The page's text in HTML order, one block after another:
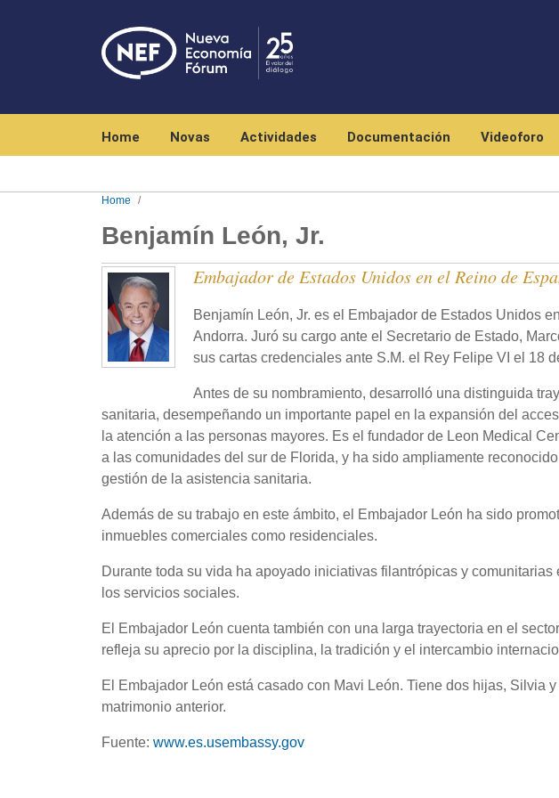
Home Novas Actividades Documentación Videoforo
Home
Benjamín León, Jr.
Embajador de Estados Unidos en el Reino de
Benjamín León, Jr. es el Embajador de Estados Unidos
Andorra. Juró su cargo ante el Secretario de Estado,
sus cartas credenciales ante S.M. el Rey Felipe VI el 18
Antes de su nombramiento, desarrolló una distinguida
sanitaria, desempeñando un importante papel en la expansión del
la atención a las personas mayores. Es el fundador de Leon Medical
a las comunidades del sur de Florida, y ha sido ampliamente
gestión de la asistencia sanitaria.
Además de su trabajo en este ámbito, el Embajador León ha sido
inmuebles comerciales como residenciales.
Durante toda su vida ha apoyado iniciativas filantrópicas y
los servicios sociales.
El Embajador León cuenta también con una larga trayectoria en el
refleja su aprecio por la disciplina, la tradición y el intercambio
El Embajador León está casado con Mavi León. Tiene dos hijas, Silvia
matrimonio anterior.
Fuente: www.es.usembassy.gov